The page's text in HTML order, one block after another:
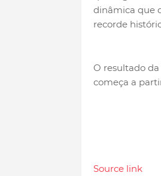
dinâmica que
recorde
O resultado da
começa a
Source link